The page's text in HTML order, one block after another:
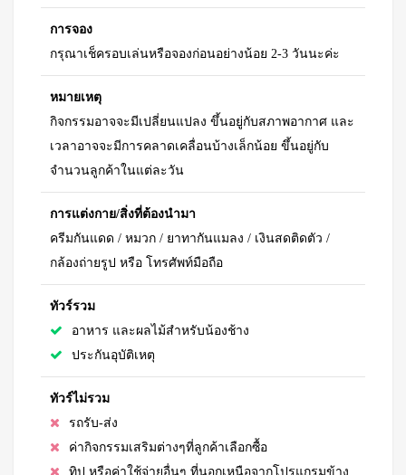
การจอง
กรุณาเช็ครอบเล่นหรือจองก่อนอย่างน้อย 2-3 วันนะค่ะ
หมายเหตุ
กิจกรรมอาจจะมีเปลี่ยนแปลง ขึ้นอยู่กับสภาพอากาศ และ
เวลาอาจจะมีการคลาดเคลื่อนบ้างเล็กน้อย ขึ้นอยู่กับ
จำนวนลูกค้าในแต่ละวัน
การแต่งกาย/สิ่งที่ต้องนำมา
ครีมกันแดด / หมวก / ยาทากันแมลง / เงินสดติดตัว /
กล้องถ่ายรูป หรือ โทรศัพท์มือถือ
ทัวร์รวม
อาหาร และผลไม้สำหรับน้องช้าง
ประกันอุบัติเหตุ
ทัวร์ไม่รวม
รถรับ-ส่ง
ค่ากิจกรรมเสริมต่างๆที่ลูกค้าเลือกซื้อ
ทิป หรือค่าใช้จ่ายอื่นๆ ที่นอกเหนือจากโปรแกรมข้าง